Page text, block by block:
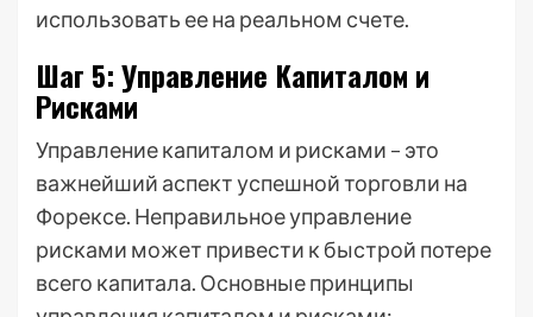
использовать ее на реальном счете.
Шаг 5: Управление Капиталом и
Рисками
Управление капиталом и рисками – это
важнейший аспект успешной торговли на
Форексе. Неправильное управление
рисками может привести к быстрой потере
всего капитала. Основные принципы